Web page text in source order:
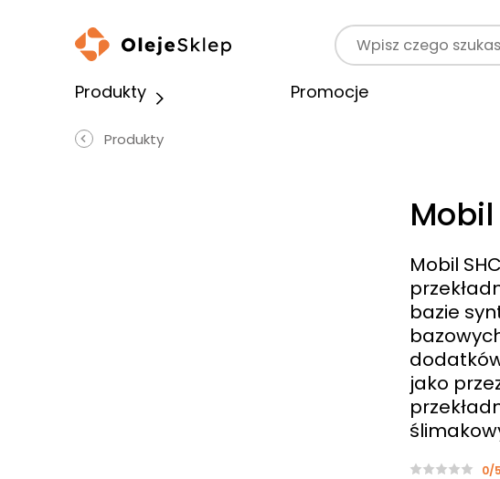
Wyszukaj produkt
Produkty Promocje
Produkty
Mobil
Mobil
bazie
jako
0/5